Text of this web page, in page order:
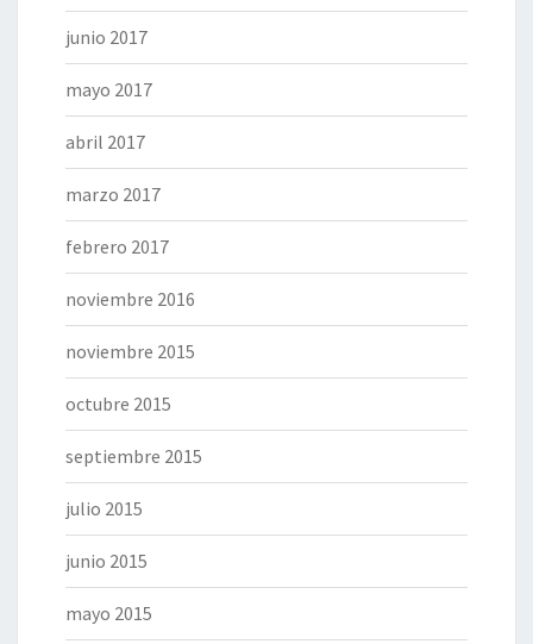
junio 2017
mayo 2017
abril 2017
marzo 2017
febrero 2017
noviembre 2016
noviembre 2015
octubre 2015
septiembre 2015
julio 2015
junio 2015
mayo 2015